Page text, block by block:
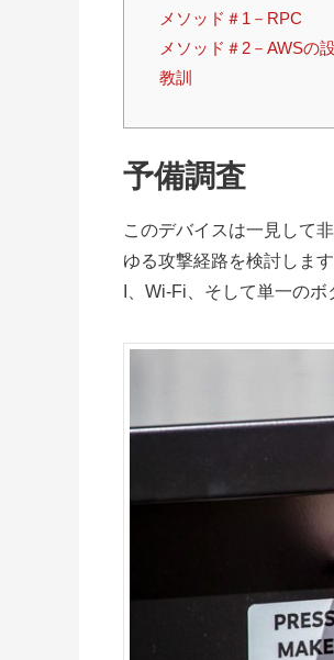
メソッド＃1－RPC
メソッド＃2－AWSの
教訓
予備調査
このデバイスは一見して
ゆる攻撃経路を検討しま
I、Wi-Fi、そして単一のボ